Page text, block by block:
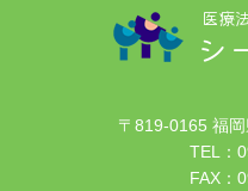
医療
シ
〒819-0165 福
TEL：
FAX：